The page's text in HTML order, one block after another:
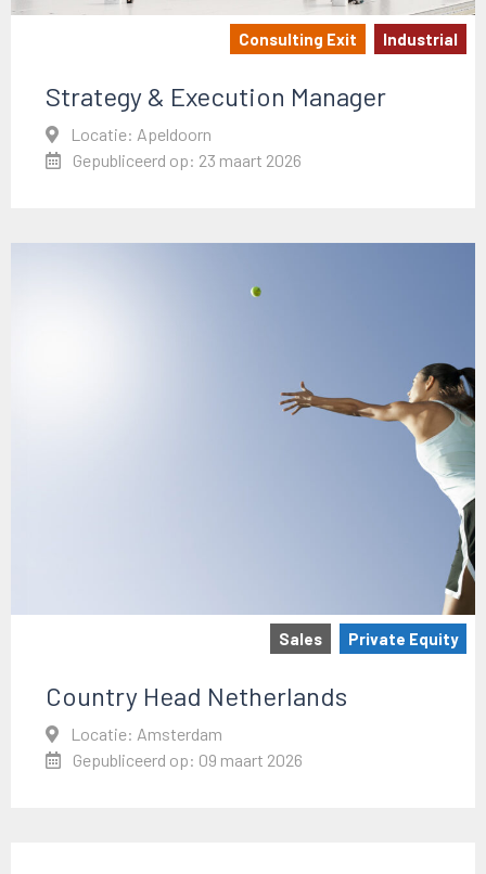
Consulting Exit Industrial
Strategy & Execution Manager
Locatie: Apeldoorn
Gepubliceerd op: 23 maart 2026
Sales Private Equity
Country Head Netherlands
Locatie: Amsterdam
Gepubliceerd op: 09 maart 2026